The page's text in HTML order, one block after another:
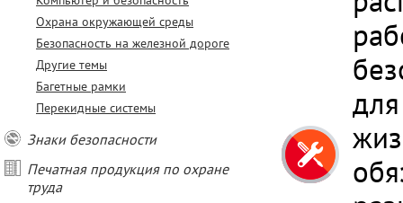
Охрана окружающей среды
Безопасность на железной дороге
Другие темы
Багетные рамки
Перекидные системы
Знаки безопасности
Печатная продукция по охране
труда